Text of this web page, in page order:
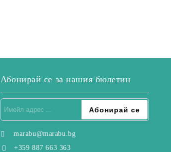
Абонирай се за нашия бюлетин
marabu@marabu.bg
+359 887 663 363